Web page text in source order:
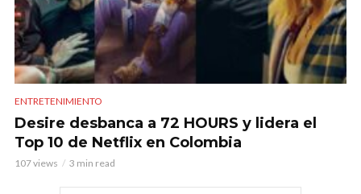
ENTRETENIMIENTO
Desire desbanca a 72 HOURS y lidera el
Top 10 de Netflix en Colombia
107 views 3 min read